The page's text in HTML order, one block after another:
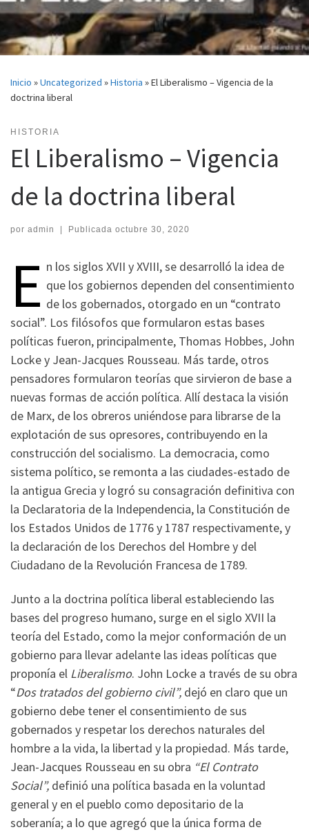
Inicio »Uncategorized »Historia »El Liberalismo – Vigencia de la
doctrina liberal
HISTORIA
El Liberalismo – Vigencia
de la doctrina liberal
por admin | Publicada octubre 30, 2020
E n los siglos XVII y XVIII, se desarrolló la idea de
que los gobiernos dependen del consentimiento
de los gobernados, otorgado en un “contrato
social”. Los filósofos que formularon estas bases
políticas fueron, principalmente, Thomas Hobbes, John
Locke y Jean-Jacques Rousseau. Más tarde, otros
pensadores formularon teorías que sirvieron de base a
nuevas formas de acción política. Allí destaca la visión
de Marx, de los obreros uniéndose para librarse de la
explotación de sus opresores, contribuyendo en la
construcción del socialismo. La democracia, como
sistema político, se remonta a las ciudades-estado de
la antigua Grecia y logró su consagración definitiva con
la Declaratoria de la Independencia, la Constitución de
los Estados Unidos de 1776 y 1787 respectivamente, y
la declaración de los Derechos del Hombre y del
Ciudadano de la Revolución Francesa de 1789.
Junto a la doctrina política liberal estableciendo las
bases del progreso humano, surge en el siglo XVII la
teoría del Estado, como la mejor conformación de un
gobierno para llevar adelante las ideas políticas que
proponía el Liberalismo. John Locke a través de su obra
“Dos tratados del gobierno civil”, dejó en claro que un
gobierno debe tener el consentimiento de sus
gobernados y respetar los derechos naturales del
hombre a la vida, la libertad y la propiedad. Más tarde,
Jean-Jacques Rousseau en su obra “El Contrato
Social”, definió una política basada en la voluntad
general y en el pueblo como depositario de la
soberanía; a lo que agregó que la única forma de